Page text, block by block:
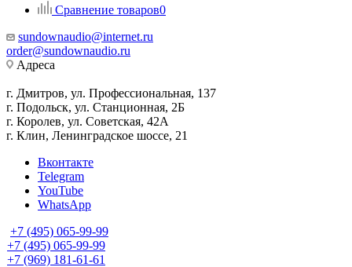
Сравнение товаров0
sundownaudio@internet.ru
order@sundownaudio.ru
Адреса
г. Дмитров, ул. Профессиональная, 137
г. Подольск, ул. Станционная, 2Б
г. Королев, ул. Советская, 42А
г. Клин, Ленинградское шоссе, 21
Вконтакте
Telegram
YouTube
WhatsApp
+7 (495) 065-99-99
+7 (495) 065-99-99
+7 (969) 181-61-61